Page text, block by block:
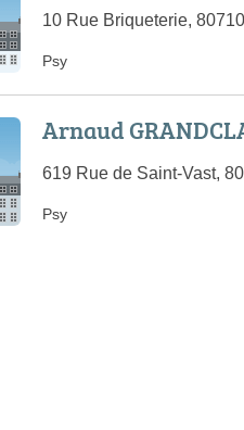
10 Rue Briqueterie,
Psy
Arnaud
619 Rue de Saint-Vast,
Psy